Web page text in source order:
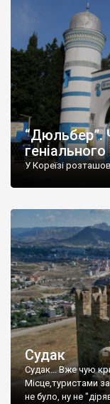
“Дюльбер”.
У Кореїзі
Судак
Судак... Вже чую
Місце,туристами
не було, ну не